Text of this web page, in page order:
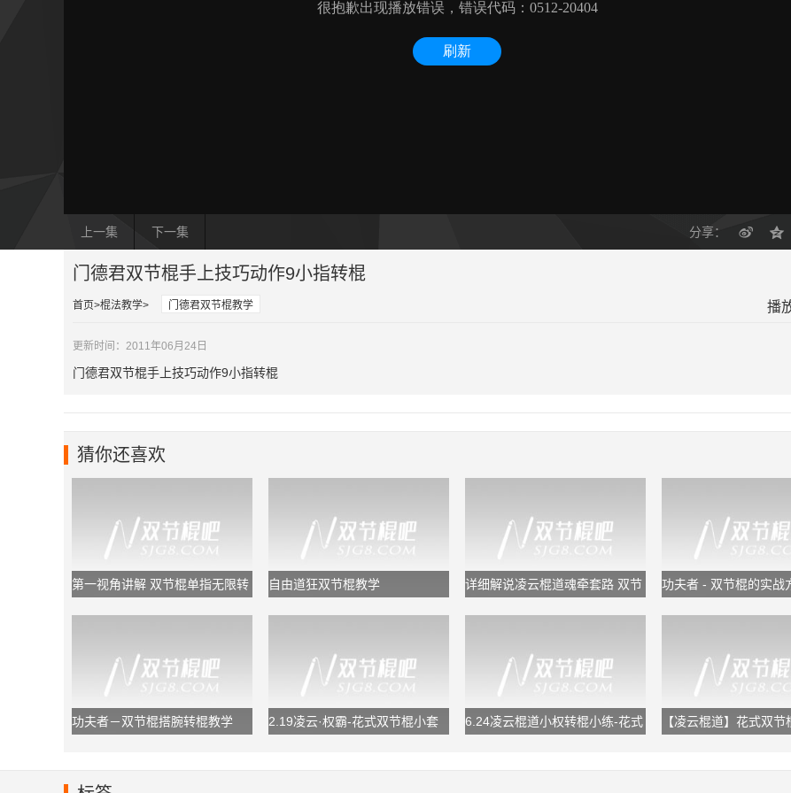
上一集 下一集 分享：
门德君双节棍手上技巧动作9小指转棍
首页 棍法教学 门德君双节棍教学 播
更新时间：2011年06月24日
门德君双节棍手上技巧动作9小指转棍
猜你还喜欢
第一视角讲解 双节棍单指无限转
自由道狂双节棍教学
详细解说凌云棍道魂牵套路 双节
功夫者 - 双节棍的实战
功夫者－双节棍搭腕转棍教学
2.19凌云·权霸-花式双节棍小套
6.24凌云棍道小权转棍小练-花式
【凌云棍道】花式双节